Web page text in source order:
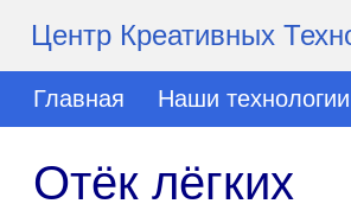
Центр Креативных
Главная Наши технологии
Отёк лёгких